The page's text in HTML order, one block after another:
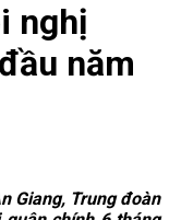
nghị
năm
Giang, Trung đoàn